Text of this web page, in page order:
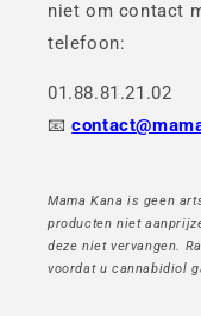
niet om contact
telefoon:
01.88.81.21.02
📧
Mama Kana is geen
producten niet
deze niet vervangen.
voordat u cannabidiol